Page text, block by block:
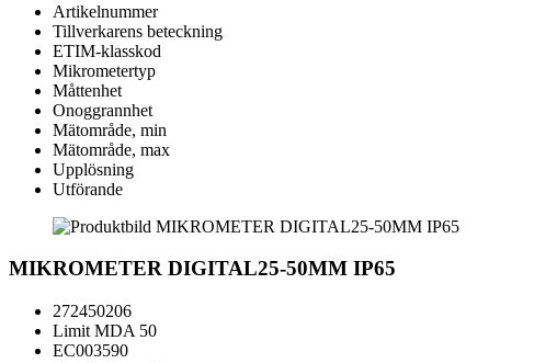
Artikelnummer
Tillverkarens beteckning
ETIM-klasskod
Mikrometertyp
Måttenhet
Onoggrannhet
Mätområde, min
Mätområde, max
Upplösning
Utförande
MIKROMETER DIGITAL25-50MM IP65
272450206
Limit MDA 50
EC003590